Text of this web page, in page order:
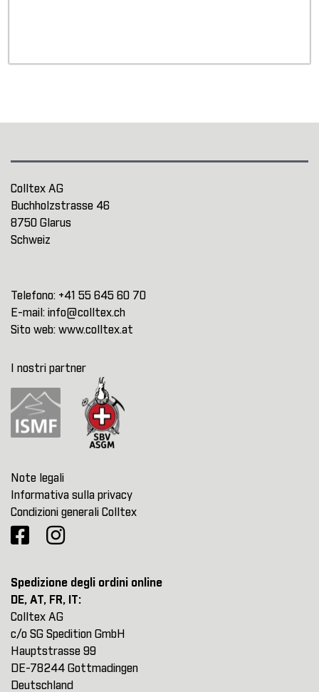
Colltex AG
Buchholzstrasse 46
8750 Glarus
Schweiz
Telefono: +41 55 645 60 70
E-mail: info@colltex.ch
Sito web: www.colltex.at
I nostri partner
Note legali
Informativa sulla privacy
Condizioni generali Colltex
Spedizione degli ordini online
DE, AT, FR, IT:
Colltex AG
c/o SG Spedition GmbH
Hauptstrasse 99
DE-78244 Gottmadingen
Deutschland